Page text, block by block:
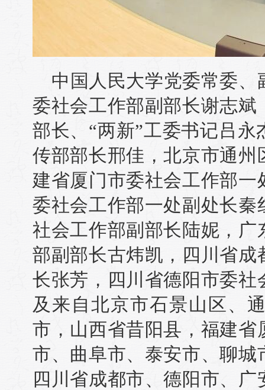
中国人民大学党委常委
委社会工作部副部长谢志
部长、“两新”工委书记吕
传部部长邢佳，北京市通
建省厦门市委社会工作部
委社会工作部一处副处长
社会工作部副部长陆妮，
部副部长古炜凯，四川省
长张芳，四川省德阳市委
及来自北京市石景山区、
市，山西省昔阳县，福建
市、曲阜市、泰安市、聊
四川省成都市、德阳市、